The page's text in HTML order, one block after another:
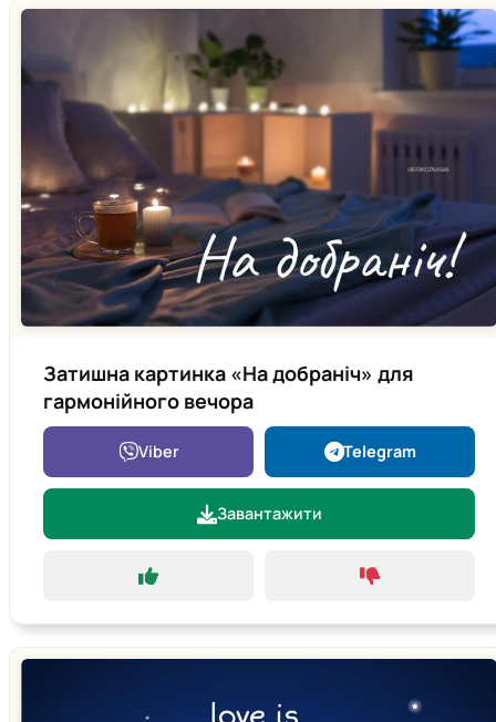
Затишна картинка «На добраніч» для
гармонійного вечора
Viber Telegram
Завантажити